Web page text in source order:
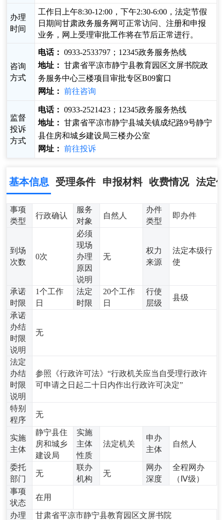
办理
时间
工作日上午8:30-12:00，下午2:30-6:00，法定节假
日期间甘肃政务服务网可正常访问、注册和申报
业务，网上受理审批工作将在节后正常进行。
咨询
方式
电话： 0933-2533797；12345政务服务热线
地址： 甘肃省平凉市静宁县教育园区文屏书院政
务服务中心三楼项目审批专区B09窗口
网址： 前往咨询
监督
投诉
方式
电话： 0933-2521423；12345政务服务热线
地址： 甘肃省平凉市静宁县城关镇成纪路9号静宁
县住房和城乡建设局三楼办公室
网址： 前往投诉
基本信息 受理条件 申报材料 收费情况 法定
事项
类型
行政确认
服务
对象
自然人
办件
类型
即办件
到场
次数
0次
必须
现场
办理
原因
说明
无
权力
来源
法定本级行
使
承诺
时限
1个工作
日
法定
时限
20个工作
日
行使
层级
县级
承诺
办结
时限
说明
无
法定
办结
时限
说明
参照《行政许可法》“行政机关应当自受理行政许
可申请之日起二十日内作出行政许可决定”
特别
程序
无
实施
主体
静宁县住
房和城乡
建设局
实施
主体
性质
法定机关
申办
主体
自然人
委托
部门
无
联办
机构
无
网办
深度
全程网办
（Ⅳ级）
事项
状态
在用
办理
甘肃省平凉市静宁县教育园区文屏书院